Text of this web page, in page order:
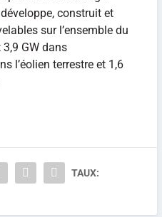
construit et
sur l’ensemble du
GW dans
l’éolien terrestre et 1,6
TAUX: